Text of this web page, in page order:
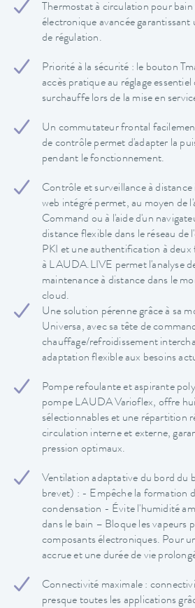
Thermostat à circulation pour bain
électronique avancée garantissant
de régulation.
Priorité à la sécurité : le bouton
accès pratique au réglage
surchauffe lors de la mise en
Un commutateur frontal
de contrôle permet d'adapter la
pendant le fonctionnement.
Contrôle et surveillance à
web intégré permet, au moyen de
Command ou à l'aide d'un
distance flexible dans le réseau de
PKI et une authentification à deux
à LAUDA.LIVE permet l'analyse
maintenance à distance dans le
cloud.
Une solution pérenne grâce à sa
Universa, avec sa tête de
chauffage/refroidissement
adaptation flexible aux besoins
Pompe refoulante et aspirante
pompe LAUDA Varioflex, offre
sélectionnables et une répartition
circulation interne et externe,
pression optimaux.
Ventilation adaptative du bord du
brevet) : - Empêche la formation
condensation - Évite l'humidité
dans le bain – Bloque les vapeurs
composants électroniques. Pour
accrue et une durée de vie
Connectivité maximale :
presque toutes les applications